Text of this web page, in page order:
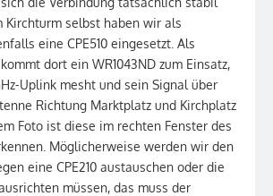
Kirchturm selbst haben wir als
eine CPE510 eingesetzt. Als
dort ein WR1043ND zum Einsatz,
Uplink mesht und sein Signal über
Richtung Marktplatz und Kirchplatz
Foto ist diese im rechten Fenster des
Möglicherweise werden wir den
eine CPE210 austauschen oder die
müssen, das muss der